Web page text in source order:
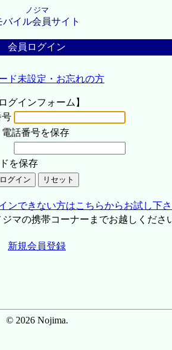
ノジマ
バイル会員サイト
会員ログイン
ド未設定・お忘れの方
ログインフォーム】
号
電話番号を保存
を保存
ンできない方はこちらからお試し下
マの携帯コーナーまでお越しくださ
新規会員登録
© 2026 Nojima.